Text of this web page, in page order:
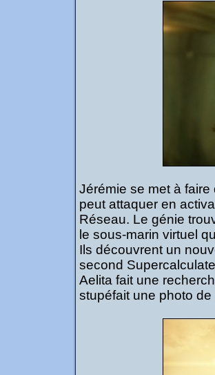
Jérémie se met à
peut attaquer en
Réseau. Le génie
le sous-marin virtuel
Ils découvrent un
second
Aelita fait une
stupéfait une photo